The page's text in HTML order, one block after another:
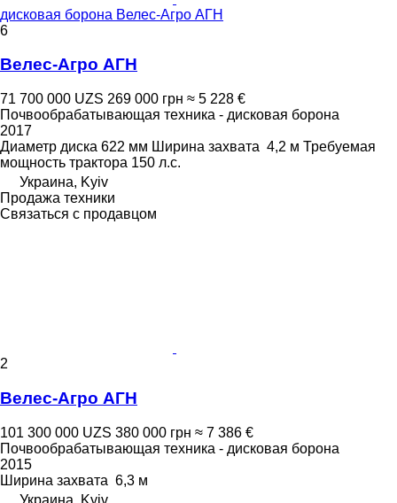
дисковая борона Велес-Агро АГН
6
Велес-Агро АГН
71 700 000 UZS 269 000 грн ≈ 5 228 €
Почвообрабатывающая техника - дисковая борона
2017
Диаметр диска 622 мм Ширина захвата 4,2 м Требуемая
мощность трактора 150 л.с.
Украина, Kyiv
Продажа техники
Связаться с продавцом
2
Велес-Агро АГН
101 300 000 UZS 380 000 грн ≈ 7 386 €
Почвообрабатывающая техника - дисковая борона
2015
Ширина захвата 6,3 м
Украина, Kyiv